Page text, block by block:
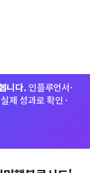
니다. 인플루언서·
제 성과로 확인 ·